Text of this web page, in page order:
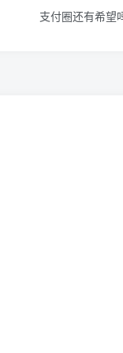
支付圈还有希望